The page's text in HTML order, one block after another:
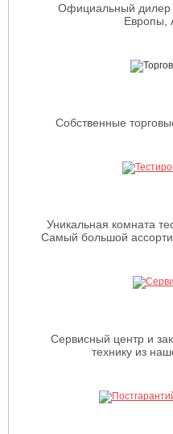
Официальный дилер
Европы,
Собственные
Уникальная комната
Самый большой
Сервисный центр и
технику из